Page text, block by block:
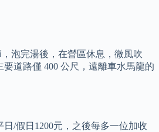
泡完湯後，在營區休息，微風吹
道路僅 400 公尺，遠離車水馬龍的
/假日1200元，之後每多一位加收